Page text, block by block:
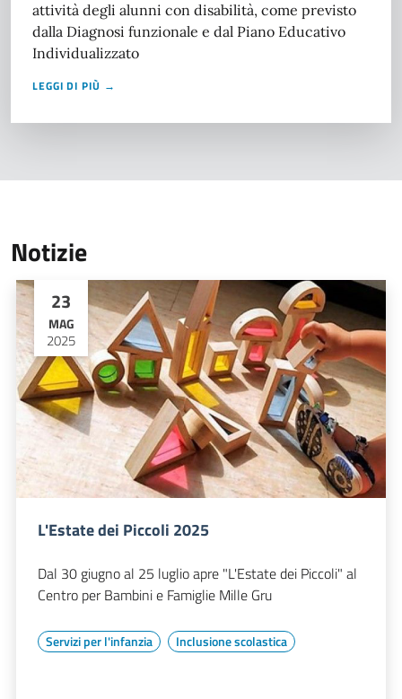
attività degli alunni con disabilità, come previsto
dalla Diagnosi funzionale e dal Piano Educativo
Individualizzato
LEGGI DI PIÙ →
Notizie
23
MAG
2025
L'Estate dei Piccoli 2025
Dal 30 giugno al 25 luglio apre "L'Estate dei Piccoli" al
Centro per Bambini e Famiglie Mille Gru
Servizi per l'infanzia Inclusione scolastica